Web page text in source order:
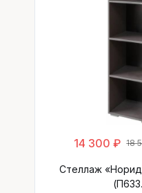
14 300 ₽ 18
Стеллаж